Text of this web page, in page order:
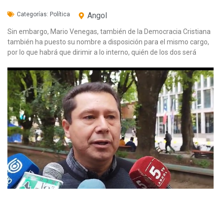
Categorías: Política Angol
Sin embargo, Mario Venegas, también de la Democracia Cristiana
también ha puesto su nombre a disposición para el mismo cargo,
por lo que habrá que dirimir a lo interno, quién de los dos será